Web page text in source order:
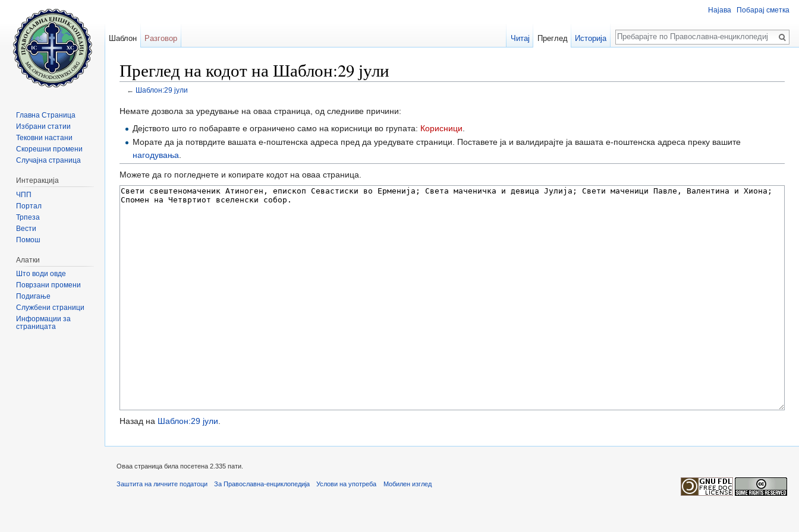
Преглед на кодот на Шаблон:29 јули
← Шаблон:29 јули
Немате дозвола за уредување на оваа страница, од следниве причини:
Дејството што го побаравте е ограничено само на корисници во групата: Корисници
Морате да ја потврдите вашата е-поштенска адреса пред да уредувате страници. Поставете ја и валидирајте ја вашата е-поштенска адреса преку вашите
нагодувања
Можете да го погледнете и копирате кодот на оваа страница.
Назад на Шаблон:29 јули.
Најава Побарај сметка
Шаблон Разговор Читај Преглед Историја
Пребарај
Главна Страница
Избрани статии
Тековни настани
Скорешни промени
Случајна страница
Интеракција
ЧПП
Портал
Трпеза
Вести
Помош
Алатки
Што води овде
Поврзани промени
Подигање
Службени страници
Информации за
страницата
Оваа страница била посетена 2.335 пати.
Заштита на личните податоци За Православна-енциклопедија Услови на употреба Мобилен изглед